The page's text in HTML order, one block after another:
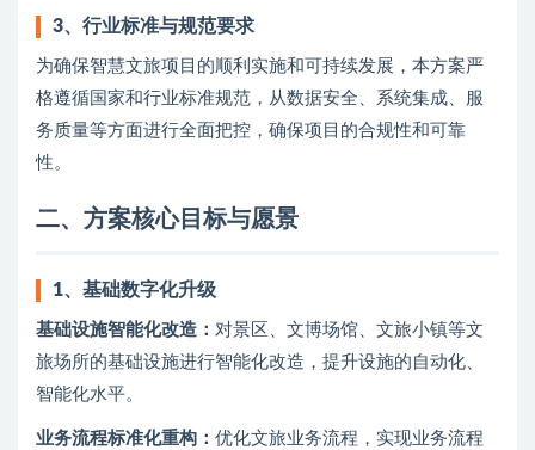
3、 行业标准与规范要求
为确保智慧文旅项目的顺利实施和可持续发展，本方案严
格遵循国家和行业标准规范，从数据安全、系统集成、服
务质量等方面进行全面把控，确保项目的合规性和可靠
性。
二、方案核心目标与愿景
1、 基础数字化升级
基础设施智能化改造： 对景区、文博场馆、文旅小镇等文
旅场所的基础设施进行智能化改造，提升设施的自动化、
智能化水平。
业务流程标准化重构： 优化文旅业务流程，实现业务流程